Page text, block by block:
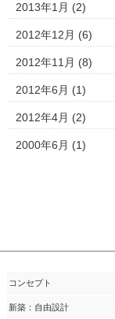
2013年1月 (2)
2012年12月 (6)
2012年11月 (8)
2012年6月 (1)
2012年4月 (2)
2000年6月 (1)
コンセプト
新築：自由設計